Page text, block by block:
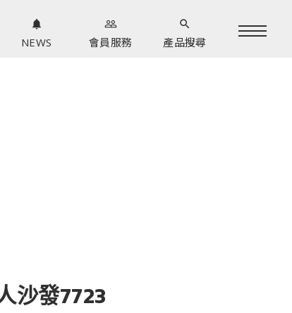
notifications
NEWS
people_outline
會員服務
search
產品搜尋
沙發7723